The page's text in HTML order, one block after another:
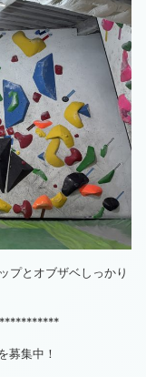
プとオブザベしっかり
募集中！